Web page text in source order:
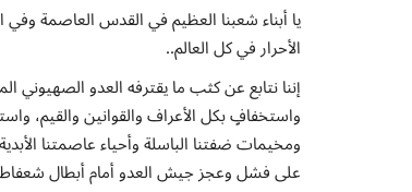
الأحرار في كل العالم..
إننا نتابع عن كثب ما يقترفه العدو
واستخفافٍ بكل الأعراف والقوانين والقيم،
ومخيمات ضفتنا الباسلة وأحياء عاصمتنا
على فشل وعجز جيش العدو أمام أبطال